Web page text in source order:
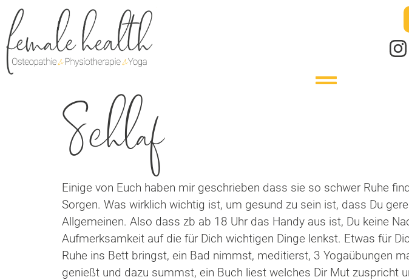
Schlaf
Einige von Euch haben mir geschrieben dass sie so schwer Ruhe
Sorgen. Was wirklich wichtig ist, um gesund zu sein ist, dass Du
Allgemeinen. Also dass zb ab 18 Uhr das Handy aus ist, Du keine
Aufmerksamkeit auf die für Dich wichtigen Dinge lenkst. Etwas für
Ruhe ins Bett bringst, ein Bad nimmst, meditierst, 3 Yogaübungen
genießt und dazu summst, ein Buch liest welches Dir Mut zuspricht